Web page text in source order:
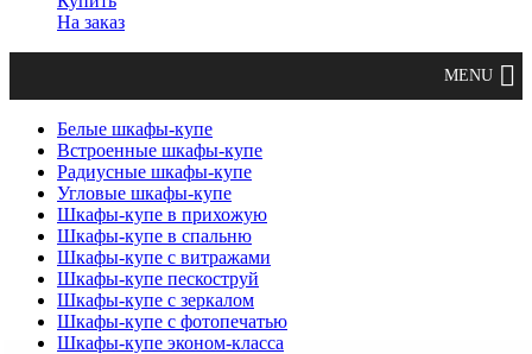
На заказ
Белые шкафы-купе
Встроенные шкафы-купе
Радиусные шкафы-купе
Угловые шкафы-купе
Шкафы-купе в прихожую
Шкафы-купе в спальню
Шкафы-купе с витражами
Шкафы-купе пескоструй
Шкафы-купе с зеркалом
Шкафы-купе с фотопечатью
Шкафы-купе эконом-класса